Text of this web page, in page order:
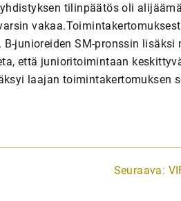
tilinpäätös oli
junioreiden SM-pronssin
että junioritoimintaan
laajan toimintakertomuksen
Seuraava: